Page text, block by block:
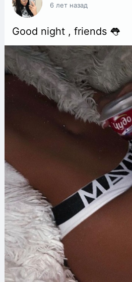
6 лет назад
Good night , friends 👅